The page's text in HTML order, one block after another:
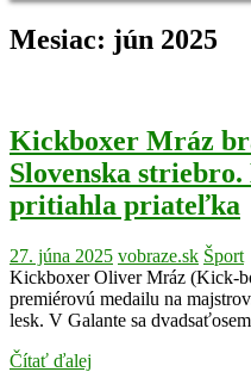
Mesiac: jún 2025
Kickboxer Mráz
Slovenska
pritiahla priateľka
27. júna 2025 vobraze.sk Šport
Kickboxer Oliver Mráz (Kick-
premiérovú medailu na
lesk. V Galante sa
Čítať ďalej